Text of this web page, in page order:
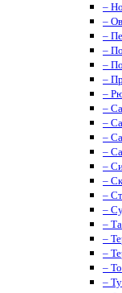
–
–
–
–
–
–
–
–
–
–
–
–
–
–
–
–
–
–
–
–